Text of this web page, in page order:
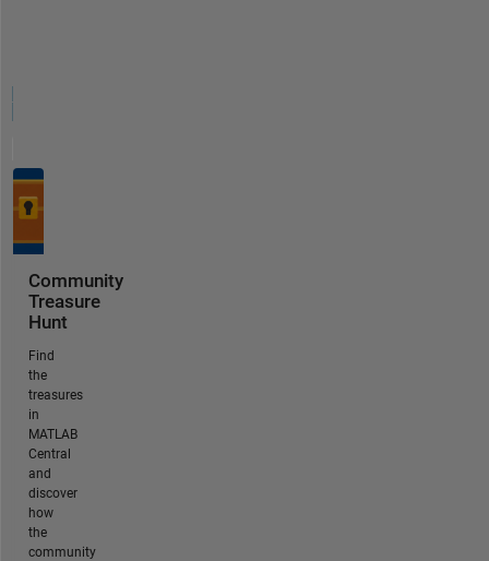
Community
Treasure
Hunt
Find
the
treasures
in
MATLAB
Central
and
discover
how
the
community